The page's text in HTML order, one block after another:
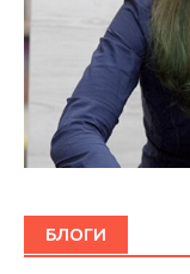
БЛОГИ